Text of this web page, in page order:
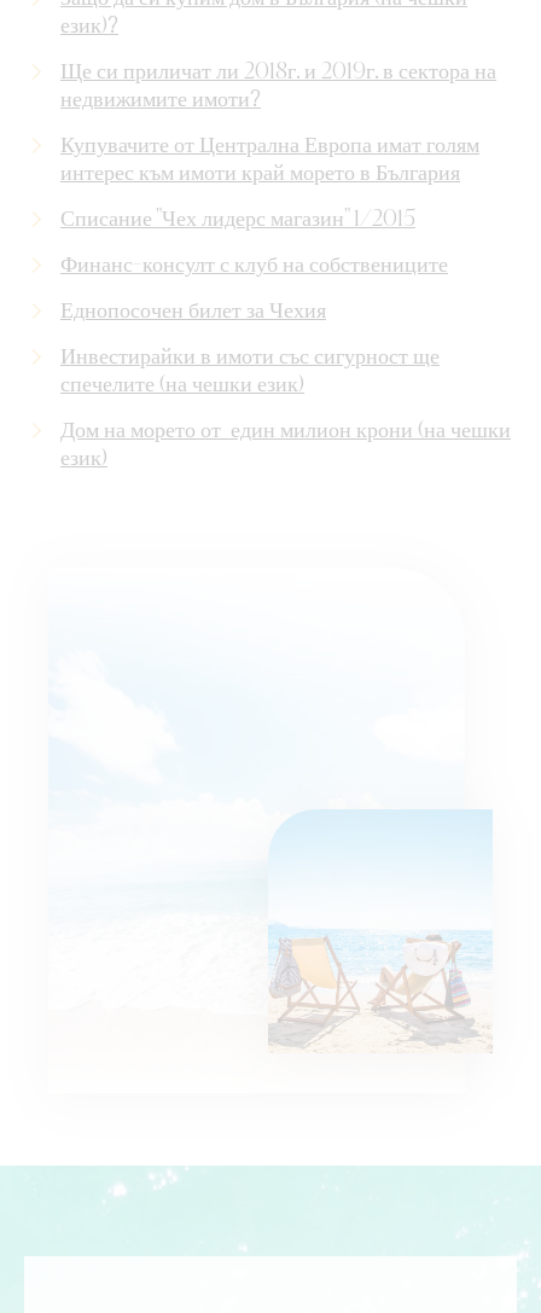
език)?
Ще си приличат ли 2018г. и 2019г. в сектора на
недвижимите имоти?
Купувачите от Централна Европа имат голям
интерес към имоти край морето в България
Списание "Чех лидерс магазин" 1/2015
Финанс-консулт с клуб на собствениците
Еднопосочен билет за Чехия
Инвестирайки в имоти със сигурност ще
спечелите (на чешки език)
Дом на морето от един милион крони (на чешки
език)